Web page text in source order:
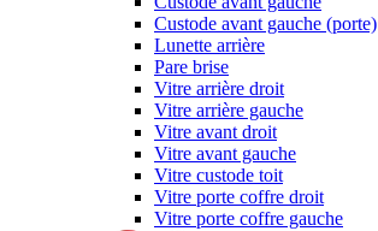
Custode avant gauche (porte)
Lunette arrière
Pare brise
Vitre arrière droit
Vitre arrière gauche
Vitre avant droit
Vitre avant gauche
Vitre custode toit
Vitre porte coffre droit
Vitre porte coffre gauche